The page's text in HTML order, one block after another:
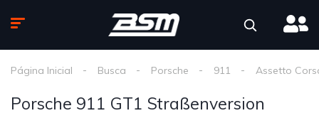
Página Inicial Busca Porsche 911 Assetto
Porsche 911 GT1 Straßenversion